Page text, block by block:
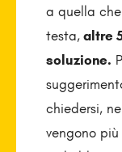
a quella
testa,altre
soluzione.
chiedersi,
vengono